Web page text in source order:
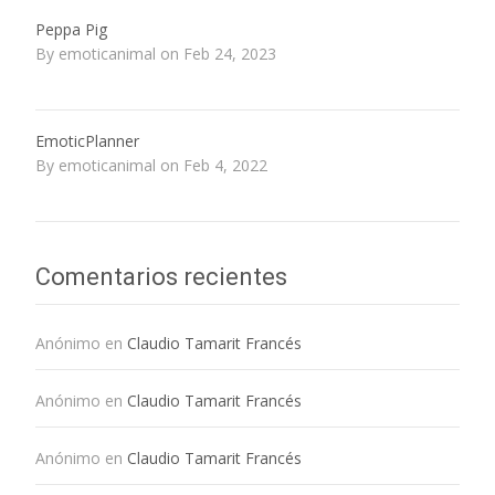
Peppa Pig
By emoticanimal on Feb 24, 2023
EmoticPlanner
By emoticanimal on Feb 4, 2022
Comentarios recientes
Anónimo en Claudio Tamarit Francés
Anónimo en Claudio Tamarit Francés
Anónimo en Claudio Tamarit Francés